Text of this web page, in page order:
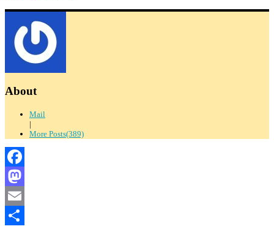
About
Mail
|
More Posts(389)
Facebook
Mastodon
Email